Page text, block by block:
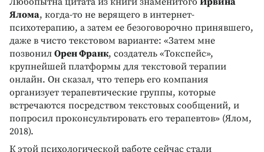
Ялома, когда-то не верящего в интернет-
психотерапию, а затем ее безоговорочно принявшего,
даже в чисто текстовом варианте: «Затем мне
позвонил Орен Франк, создатель «Токспейс»,
крупнейшей платформы для текстовой терапии
онлайн. Он сказал, что теперь его компания
организует терапевтические группы, которые
встречаются посредством текстовых сообщений, и
попросил проконсультировать его терапевтов» (Ялом,
2018).
К этой психологической работе сейчас стали